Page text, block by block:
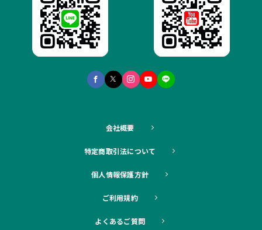
会社概要
特定商取引法について
個人情報保護方針
ご利用規約
よくあるご質問